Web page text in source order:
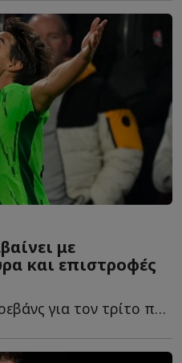
με
και επιστροφές
Τα νεότερα εν όψει της ρεβάνς για τον τρίτο προκριματικό τ...